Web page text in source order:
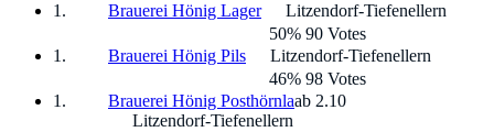
Brauerei Hönig Lager
Litzendorf-Tiefenellern
50% 90 Votes
Brauerei Hönig Pils
Litzendorf-Tiefenellern
46% 98 Votes
Brauerei Hönig Posthörnlaab 2.10
Litzendorf-Tiefenellern